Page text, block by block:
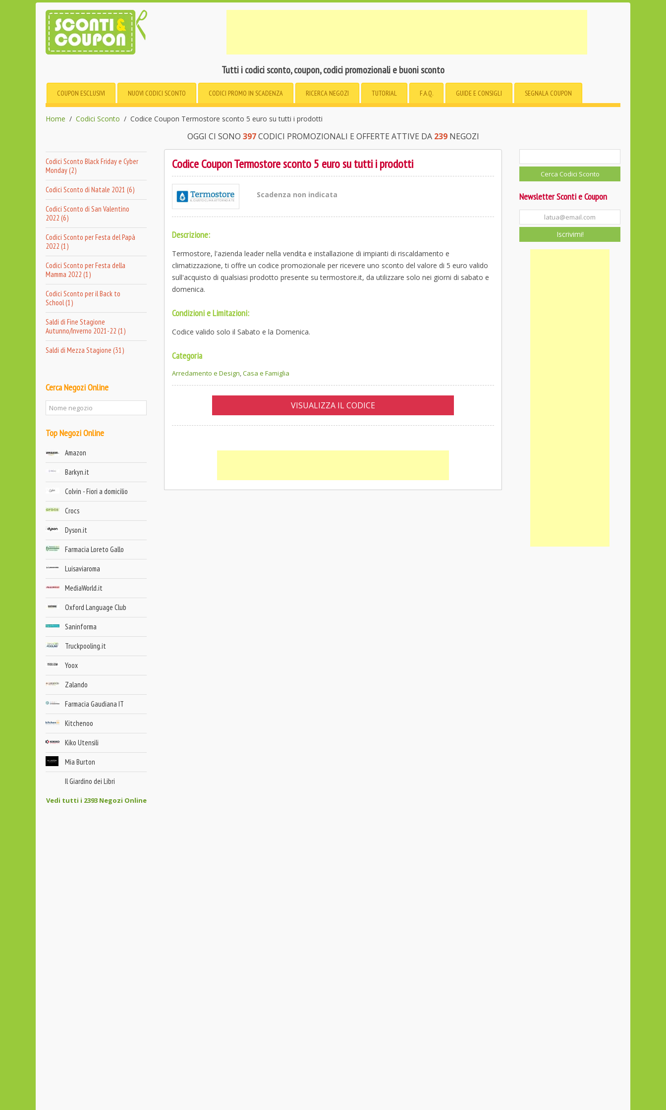
Tutti i codici sconto, coupon, codici promozionali e buoni sconto
COUPON ESCLUSIVI NUOVI CODICI SCONTO CODICI PROMO IN SCADENZA RICERCA NEGOZI TUTORIAL F.A.Q. GUIDE E CONSIGLI SEGNALA COUPON
Home Codici Sconto Codice Coupon Termostore sconto 5 euro su tutti i prodotti
OGGI CI SONO 397CODICI PROMOZIONALI E OFFERTE ATTIVE DA 239NEGOZI
Codici Sconto Black Friday e Cyber
Monday (2)
Codici Sconto di Natale 2021 (6)
Codici Sconto di San Valentino
2022 (6)
Codici Sconto per Festa del Papà
2022 (1)
Codici Sconto per Festa della
Mamma 2022 (1)
Codici Sconto per il Back to
School (1)
Saldi di Fine Stagione
Autunno/Inverno 2021-22 (1)
Saldi di Mezza Stagione (31)
Cerca Negozi Online
Top Negozi Online
Amazon
Barkyn.it
Colvin - Fiori a domicilio
Crocs
Dyson.it
Farmacia Loreto Gallo
Luisaviaroma
MediaWorld.it
Oxford Language Club
Saninforma
Truckpooling.it
Yoox
Zalando
Farmacia Gaudiana IT
Kitchenoo
Kiko Utensili
Mia Burton
Il Giardino dei Libri
Vedi tutti i 2393 Negozi Online
Codice Coupon Termostore sconto 5 euro su tutti i prodotti
Scadenza non indicata
Descrizione:
Termostore, l'azienda leader nella vendita e installazione di impianti di riscaldamento e
climatizzazione, ti offre un codice promozionale per ricevere uno sconto del valore di 5 euro valido
sull'acquisto di qualsiasi prodotto presente su termostore.it, da utilizzare solo nei giorni di sabato e
domenica.
Condizioni e Limitazioni:
Codice valido solo il Sabato e la Domenica.
Categoria
Arredamento e Design,Casa e Famiglia
VISUALIZZA IL CODICE
Newsletter Sconti e Coupon
Iscrivimi!